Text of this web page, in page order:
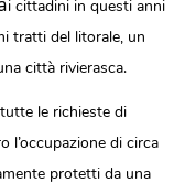
i cittadini in questi anni
tratti del litorale, un
città rivierasca.
le richieste di
l’occupazione di circa
protetti da una